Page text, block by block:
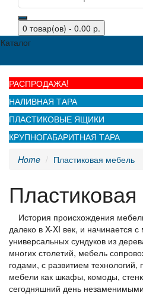
0 товар(ов) - 0.00 р.
Каталог
РАСПРОДАЖА!
НАЛИВНАЯ ТАРА
ПЛАСТИКОВЫЕ ЯЩИКИ
КРУПНОГАБАРИТНАЯ ТАРА
Home
Пластиковая мебель
История происхождения
далеко в X-XI век, и начинается
универсальных сундуков из
многих столетий, мебель
годами, с развитием технологий,
мебели как шкафы, комоды,
сегодняшний день